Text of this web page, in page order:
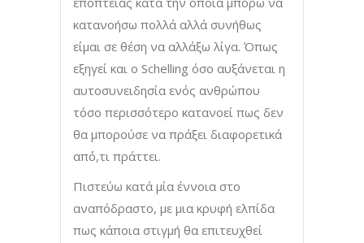
κατανοήσω πολλά αλλά συνήθως
είμαι σε θέση να αλλάξω λίγα. Όπως
εξηγεί και ο Schelling όσο αυξάνεται η
αυτοσυνειδησία ενός ανθρώπου
τόσο περισσότερο κατανοεί πως δεν
θα μπορούσε να πράξει διαφορετικά
απ΄ό,τι πράττει.
Πιστεύω κατά μία έννοια στο
αναπόδραστο, με μια κρυφή ελπίδα
πως κάποια στιγμή θα επιτευχθεί